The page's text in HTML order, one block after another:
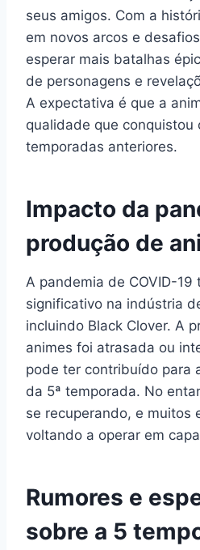
seus amigos. Com a
em novos arcos e
esperar mais batalhas
de personagens e
A expectativa é que a
qualidade que conquistou
temporadas anteriores.
Impacto da
produção de
A pandemia de COVID-19
significativo na indústria
incluindo Black Clover. A
animes foi atrasada ou
pode ter contribuído para
da 5ª temporada. No
se recuperando, e muitos
voltando a operar em
Rumores e
sobre a 5